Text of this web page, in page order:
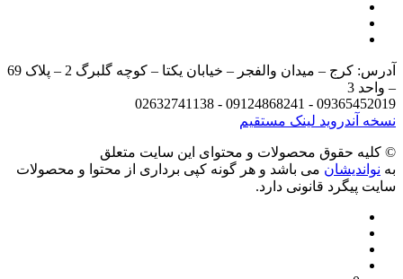
آدرس: کرج – میدان والفجر – خیابان یکتا – کوچه گلبرگ 2 – پلاک 69
3
09365452019 - 09124868241 -
آندرویدلینک مستقیم
حقوق محصولات و محتوای اين سایت متعلق
می باشد و هر گونه کپی برداری از محتوا و محصولات
پیگرد قانونی دارد.